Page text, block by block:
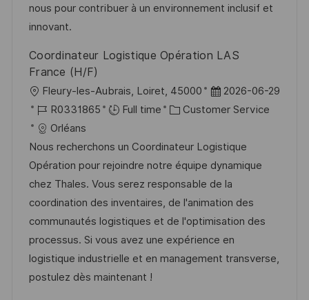
n
a
r
nous pour contribuer à un environnement inclusif et
innovant.
Coordinateur Logistique Opération LAS
France (H/F)
L
o
c
a
t
i
o
n
Fleury-les-Aubrais, Loiret, 45000
P
o
t
e
d
D
a
t
e
2026-06-29
J
o
b
I
d
R0331865 Full time
C
t
e
g
o
r
y
Customer Service
Orléans
Nous recherchons un Coordinateur Logistique
Opération pour rejoindre notre équipe dynamique
chez Thales. Vous serez responsable de la
coordination des inventaires, de l'animation des
communautés logistiques et de l'optimisation des
processus. Si vous avez une expérience en
logistique industrielle et en management transverse,
postulez dès maintenant !